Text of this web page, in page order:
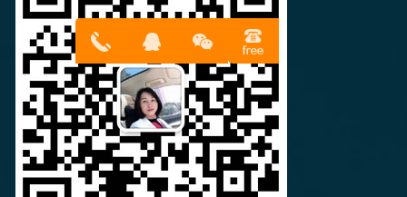
13316814
899
在线客服